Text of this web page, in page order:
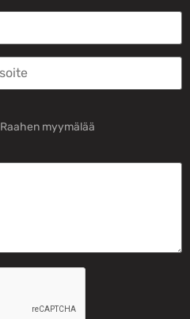
Raahen myymälää